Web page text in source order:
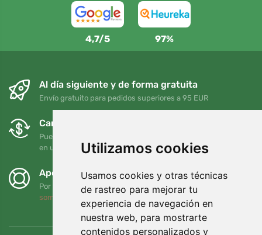
Utilizamos cookies
Usamos cookies y otras técnicas
de rastreo para mejorar tu
experiencia de navegación en
nuestra web, para mostrarte
contenidos personalizados y
4,7/5 97%
Al día siguiente y de forma gratuita
Envío gratuito para pedidos superiores a 95 EUR
Cambios y devoluciones gratuitos
Puede devolver o cambiar su pedido en cualquier momento
en un plazo de 90 días
Apoyamos a Trees.org
Por cada pedido plantamos un árbol. Leer más
somos